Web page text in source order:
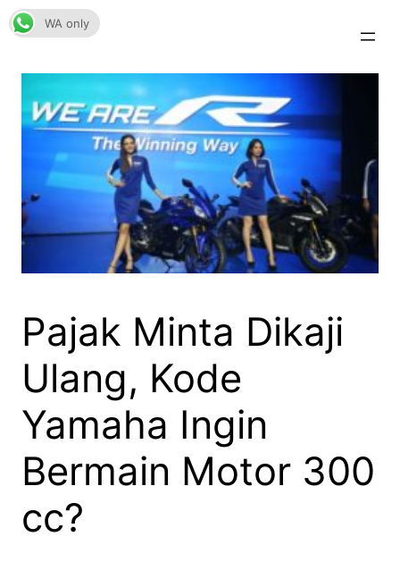
Skip
to
Pajak Minta Dikaji
Ulang, Kode
Yamaha Ingin
Bermain Motor 300
cc?
WA only